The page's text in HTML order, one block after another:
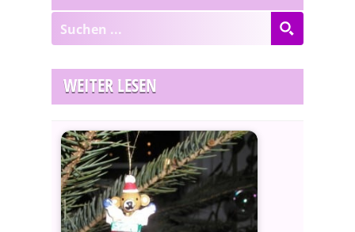
WEITER LESEN